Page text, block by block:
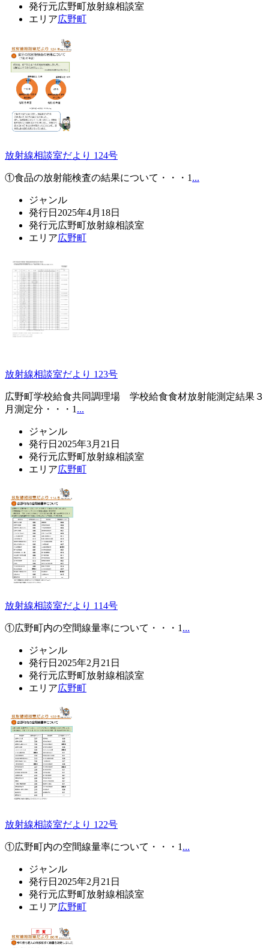
発行元広野町放射線相談室
エリア広野町
放射線相談室だより 124号
①食品の放射能検査の結果について・・・1 ...
ジャンル
発行日 2025年4月18日
発行元広野町放射線相談室
エリア広野町
放射線相談室だより 123号
広野町学校給食共同調理場 学校給食食材放射能測定結果３
月測定分・・・1 ...
ジャンル
発行日 2025年3月21日
発行元広野町放射線相談室
エリア広野町
放射線相談室だより 114号
①広野町内の空間線量率について・・・1 ...
ジャンル
発行日 2025年2月21日
発行元広野町放射線相談室
エリア広野町
放射線相談室だより 122号
①広野町内の空間線量率について・・・1 ...
ジャンル
発行日 2025年2月21日
発行元広野町放射線相談室
エリア広野町